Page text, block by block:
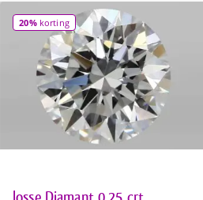
20%korting